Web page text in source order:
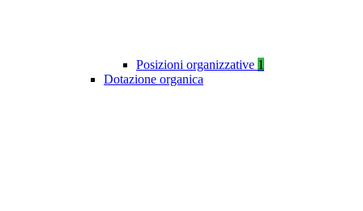
Posizioni organizzative 1
Dotazione organica